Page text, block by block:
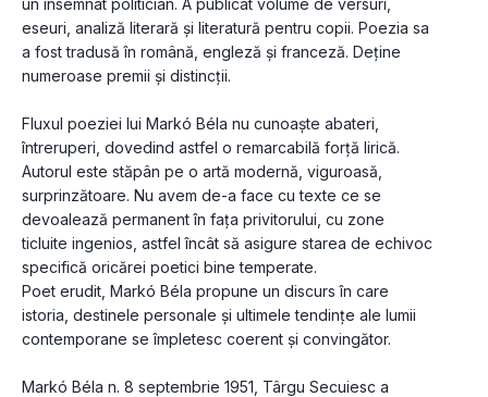
eseuri, analiză literară şi literatură pentru copii. Poezia sa
a fost tradusă în română, engleză şi franceză. Deţine
numeroase premii şi distincţii.
Fluxul poeziei lui Markó Béla nu cunoaşte abateri,
întreruperi, dovedind astfel o remarcabilă forţă lirică.
Autorul este stăpân pe o artă modernă, viguroasă,
surprinzătoare. Nu avem de-a face cu texte ce se
devoalează permanent în faţa privitorului, cu zone
ticluite ingenios, astfel încât să asigure starea de echivoc
specifică oricărei poetici bine temperate.
Poet erudit, Markó Béla propune un discurs în care
istoria, destinele personale şi ultimele tendinţe ale lumii
contemporane se împletesc coerent şi convingător.
Markó Béla n. 8 septembrie 1951, Târgu Secuiesc a